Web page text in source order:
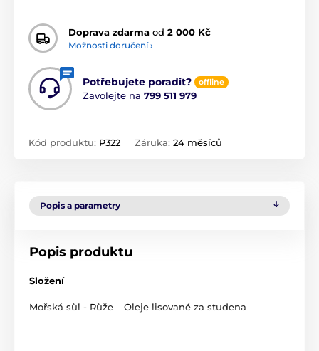
Doprava zdarma od 2 000 Kč
Možnosti doručení ›
Potřebujete poradit? offline
Zavolejte na 799 511 979
Kód produktu: P322 Záruka: 24 měsíců
Popis a parametry
Popis produktu
Složení
Mořská sůl - Růže – Oleje lisované za studena